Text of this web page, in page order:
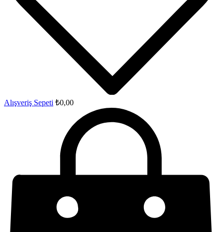
Alışveriş Sepeti ₺0,00